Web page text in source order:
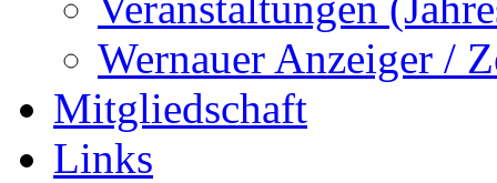
Wernauer Anzeiger /
Mitgliedschaft
Links